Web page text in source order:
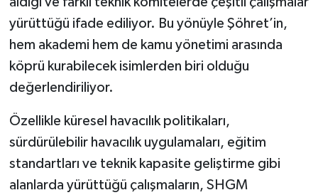
yürüttüğü ifade ediliyor. Bu yönüyle Şöhret’in,
hem akademi hem de kamu yönetimi arasında
köprü kurabilecek isimlerden biri olduğu
değerlendiriliyor.
Özellikle küresel havacılık politikaları,
sürdürülebilir havacılık uygulamaları, eğitim
standartları ve teknik kapasite geliştirme gibi
alanlarda yürüttüğü çalışmaların, SHGM